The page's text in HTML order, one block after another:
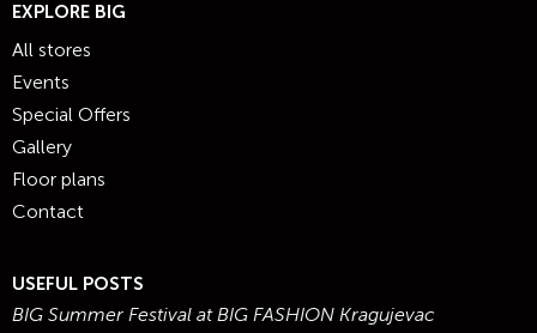
EXPLORE BIG
All stores
Events
Special Offers
Gallery
Floor plans
Contact
USEFUL POSTS
BIG Summer Festival at BIG FASHION Kragujevac